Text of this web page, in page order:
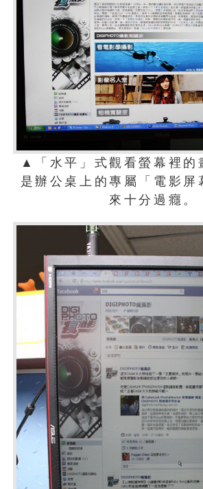
▲「水平」式觀看螢幕裡的
是辦公桌上的專屬「電影屏
來十分過癮。